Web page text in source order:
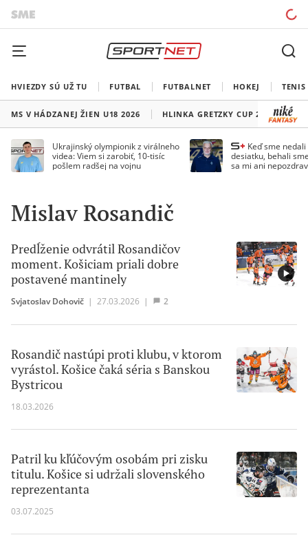
HVIEZDY SÚ UŽ TU FUTBAL FUTBALNET HOKEJ TENIS
MS V HÁDZANEJ ŽIEN U18 2026 HLINKA GRETZKY CUP 2026
Ukrajinský olympionik z virálneho
videa: Viem si zarobiť, 10-tisíc
pošlem radšej na vojnu
Keď sme
desiatku, behali
sa mi ani
Mislav Rosandič
Predĺženie odvrátil Rosandičov
moment. Košiciam priali dobre
postavené mantinely
Svjatoslav Dohovič | 27.03.2026 | 2
Rosandič nastúpi proti klubu, v ktorom
vyrástol. Košice čaká séria s Banskou
Bystricou
18.03.2026
Patril ku kľúčovým osobám pri zisku
titulu. Košice si udržali slovenského
reprezentanta
03.07.2025